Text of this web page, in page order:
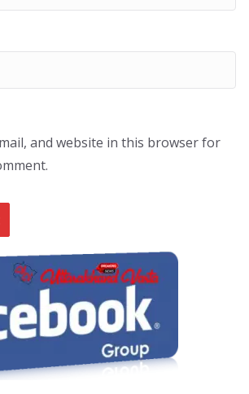
and website in this browser for